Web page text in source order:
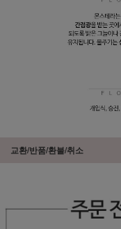
교환/반품/환불/취소